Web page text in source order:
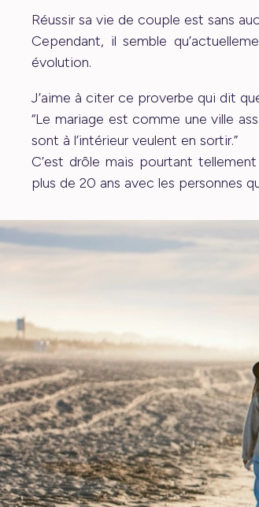
Réussir sa vie de couple est sans
Cependant, il semble
évolution.
J’aime à citer ce proverbe qui dit
“Le mariage est comme une ville
sont à l’intérieur veulent en sortir.”
C’est drôle mais pourtant
plus de 20 ans avec les personnes